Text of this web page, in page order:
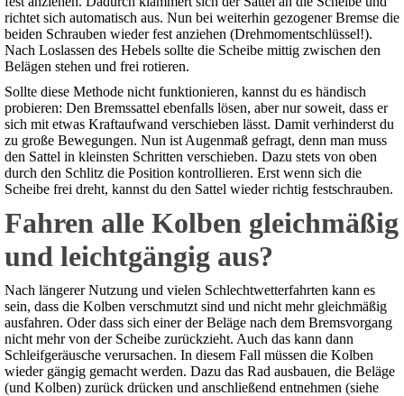
richtet sich automatisch aus. Nun bei weiterhin gezogener Bremse die
beiden Schrauben wieder fest anziehen (Drehmomentschlüssel!).
Nach Loslassen des Hebels sollte die Scheibe mittig zwischen den
Belägen stehen und frei rotieren.
Sollte diese Methode nicht funktionieren, kannst du es händisch
probieren: Den Bremssattel ebenfalls lösen, aber nur soweit, dass er
sich mit etwas Kraftaufwand verschieben lässt. Damit verhinderst du
zu große Bewegungen. Nun ist Augenmaß gefragt, denn man muss
den Sattel in kleinsten Schritten verschieben. Dazu stets von oben
durch den Schlitz die Position kontrollieren. Erst wenn sich die
Scheibe frei dreht, kannst du den Sattel wieder richtig festschrauben.
Fahren alle Kolben gleichmäßig
und leichtgängig aus?
Nach längerer Nutzung und vielen Schlechtwetterfahrten kann es
sein, dass die Kolben verschmutzt sind und nicht mehr gleichmäßig
ausfahren. Oder dass sich einer der Beläge nach dem Bremsvorgang
nicht mehr von der Scheibe zurückzieht. Auch das kann dann
Schleifgeräusche verursachen. In diesem Fall müssen die Kolben
wieder gängig gemacht werden. Dazu das Rad ausbauen, die Beläge
(und Kolben) zurück drücken und anschließend entnehmen (siehe